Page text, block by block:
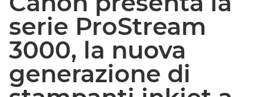
serie ProStream
3000, la nuova
generazione di